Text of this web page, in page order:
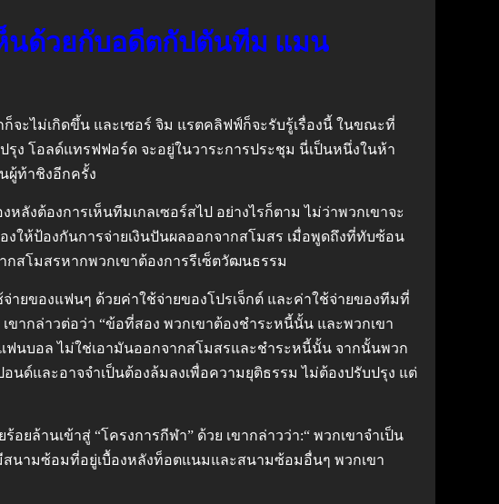
นด้วยกับอดีตกัปตันทีม แมน
จะไม่เกิดขึ้น และเซอร์ จิม แรตคลิฟฟ์ก็จะรับรู้เรื่องนี้ ในขณะที่
ง โอลด์แทรฟฟอร์ด จะอยู่ในวาระการประชุม นี่เป็นหนึ่งในห้า
ผู้ท้าชิงอีกครั้ง
ลังต้องการเห็นทีมเกลเซอร์สไป อย่างไรก็ตาม ไม่ว่าพวกเขาจะ
ให้ป้องกันการจ่ายเงินปันผลออกจากสโมสร เมื่อพูดถึงที่ทับซ้อน
กสโมสรหากพวกเขาต้องการรีเซ็ตวัฒนธรรม
ายของแฟนๆ ด้วยค่าใช้จ่ายของโปรเจ็กต์ และค่าใช้จ่ายของทีมที่
ากล่าวต่อว่า “ข้อที่สอง พวกเขาต้องชำระหนี้นั้น และพวกเขา
นบอล ไม่ใช่เอามันออกจากสโมสรและชำระหนี้นั้น จากนั้นพวก
ด์และอาจจำเป็นต้องล้มลงเพื่อความยุติธรรม ไม่ต้องปรับปรุง แต่
ยล้านเข้าสู่ “โครงการกีฬา” ด้วย เขากล่าวว่า:“ พวกเขาจำเป็น
สนามซ้อมที่อยู่เบื้องหลังท็อตแนมและสนามซ้อมอื่นๆ พวกเขา